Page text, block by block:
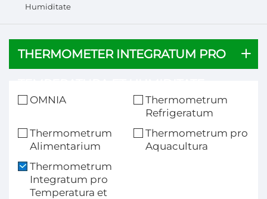
Contactus Nos
Humiditate
THERMOMETER INTEGRATUM PRO
OMNIA
Thermometrum
Refrigeratum
Thermometrum
Alimentarium
Thermometrum pro
Aquacultura
Thermometrum
Integratum pro
Temperatura et